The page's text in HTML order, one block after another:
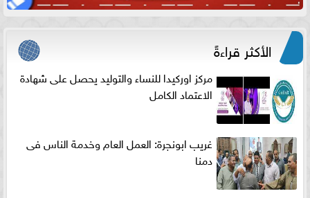
الأكثر قراءةً
مركز اوركيدا للنساء والتوليد يحصل على شهادة
الاعتماد الكامل
غريب ابونجرة: العمل العام وخدمة الناس فى
دمنا